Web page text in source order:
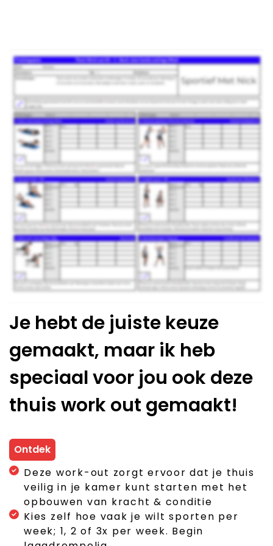
Je hebt de juiste keuze
gemaakt, maar ik heb
speciaal voor jou ook deze
thuis work out gemaakt!
Ontdek
Deze work-out zorgt ervoor dat je thuis
veilig in je kamer kunt starten met het
opbouwen van kracht & conditie
Kies zelf hoe vaak je wilt sporten per
week; 1, 2 of 3x per week. Begin